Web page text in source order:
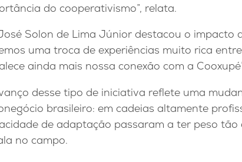
do cooperativismo”, relata.
Solon de Lima Júnior destacou o impacto
uma troca de experiências muito rica
ainda mais nossa conexão com a
desse tipo de iniciativa reflete uma
brasileiro: em cadeias altamente
de adaptação passaram a ter peso
no campo.